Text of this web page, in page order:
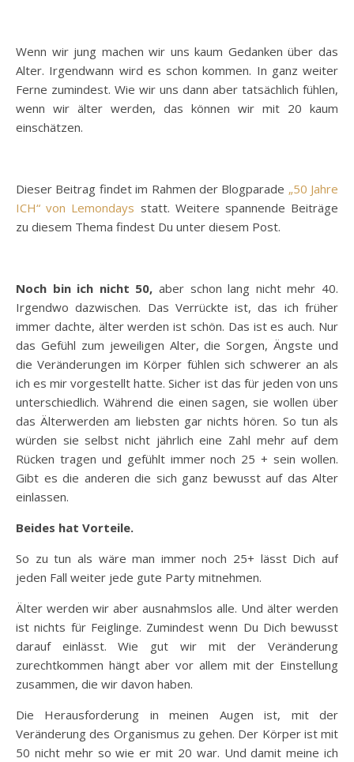
Wenn wir jung machen wir uns kaum Gedanken über das
Alter. Irgendwann wird es schon kommen. In ganz weiter
Ferne zumindest. Wie wir uns dann aber tatsächlich fühlen,
wenn wir älter werden, das können wir mit 20 kaum
einschätzen.
Dieser Beitrag findet im Rahmen der Blogparade „50 Jahre
ICH“ von Lemondays statt. Weitere spannende Beiträge
zu diesem Thema findest Du unter diesem Post.
Noch bin ich nicht 50, aber schon lang nicht mehr 40.
Irgendwo dazwischen. Das Verrückte ist, das ich früher
immer dachte, älter werden ist schön. Das ist es auch. Nur
das Gefühl zum jeweiligen Alter, die Sorgen, Ängste und
die Veränderungen im Körper fühlen sich schwerer an als
ich es mir vorgestellt hatte. Sicher ist das für jeden von uns
unterschiedlich. Während die einen sagen, sie wollen über
das Älterwerden am liebsten gar nichts hören. So tun als
würden sie selbst nicht jährlich eine Zahl mehr auf dem
Rücken tragen und gefühlt immer noch 25 + sein wollen.
Gibt es die anderen die sich ganz bewusst auf das Alter
einlassen.
Beides hat Vorteile.
So zu tun als wäre man immer noch 25+ lässt Dich auf
jeden Fall weiter jede gute Party mitnehmen.
Älter werden wir aber ausnahmslos alle. Und älter werden
ist nichts für Feiglinge. Zumindest wenn Du Dich bewusst
darauf einlässt. Wie gut wir mit der Veränderung
zurechtkommen hängt aber vor allem mit der Einstellung
zusammen, die wir davon haben.
Die Herausforderung in meinen Augen ist, mit der
Veränderung des Organismus zu gehen. Der Körper ist mit
50 nicht mehr so wie er mit 20 war. Und damit meine ich